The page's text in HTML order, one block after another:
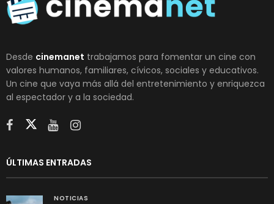
Desde cinemanet trabajamos para fomentar un cine con
valores humanos, familiares, cívicos, sociales y educativos.
Un cine que vaya más allá del entretenimiento y enriquezca
al espectador y a la sociedad.
ÚLTIMAS ENTRADAS
NOTICIAS